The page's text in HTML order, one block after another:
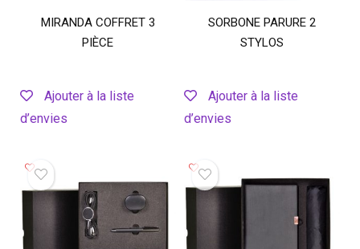
MIRANDA COFFRET 3
PIÈCE
Ajouter à la liste
d’envies
SORBONE PARURE 2
STYLOS
Ajouter à la liste
d’envies